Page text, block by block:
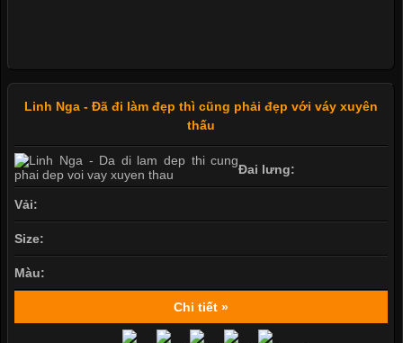
Linh Nga - Đã đi làm đẹp thì cũng phải đẹp với váy xuyên
thấu
Đai lưng:
Vải:
Size:
Màu:
Chi tiết »